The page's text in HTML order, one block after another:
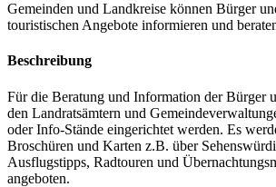
Gemeinden und Landkreise können Bürger
touristischen Angebote informieren und
Beschreibung
Für die Beratung und Information der Bürger
den Landratsämtern und
oder Info-Stände eingerichtet werden. Es
Broschüren und Karten z.B. über
Ausflugstipps, Radtouren und
angeboten.